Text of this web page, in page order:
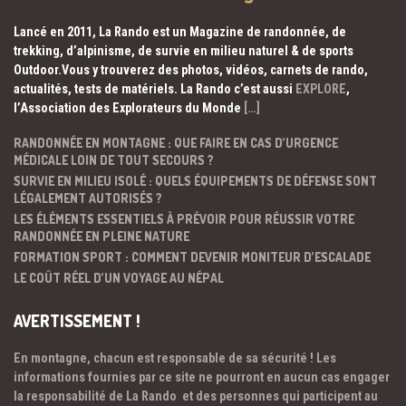
Lancé en 2011, La Rando est un Magazine de randonnée, de
trekking, d’alpinisme, de survie en milieu naturel & de sports
Outdoor.Vous y trouverez des photos, vidéos, carnets de rando,
actualités, tests de matériels. La Rando c’est aussi EXPLORE,
l’Association des Explorateurs du Monde […]
RANDONNÉE EN MONTAGNE : QUE FAIRE EN CAS D’URGENCE
MÉDICALE LOIN DE TOUT SECOURS ?
SURVIE EN MILIEU ISOLÉ : QUELS ÉQUIPEMENTS DE DÉFENSE SONT
LÉGALEMENT AUTORISÉS ?
LES ÉLÉMENTS ESSENTIELS À PRÉVOIR POUR RÉUSSIR VOTRE
RANDONNÉE EN PLEINE NATURE
FORMATION SPORT : COMMENT DEVENIR MONITEUR D’ESCALADE
LE COÛT RÉEL D’UN VOYAGE AU NÉPAL
AVERTISSEMENT !
En montagne, chacun est responsable de sa sécurité ! Les
informations fournies par ce site ne pourront en aucun cas engager
la responsabilité de La Rando et des personnes qui participent au